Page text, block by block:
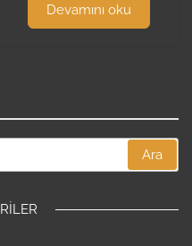
Devamını oku
Ara